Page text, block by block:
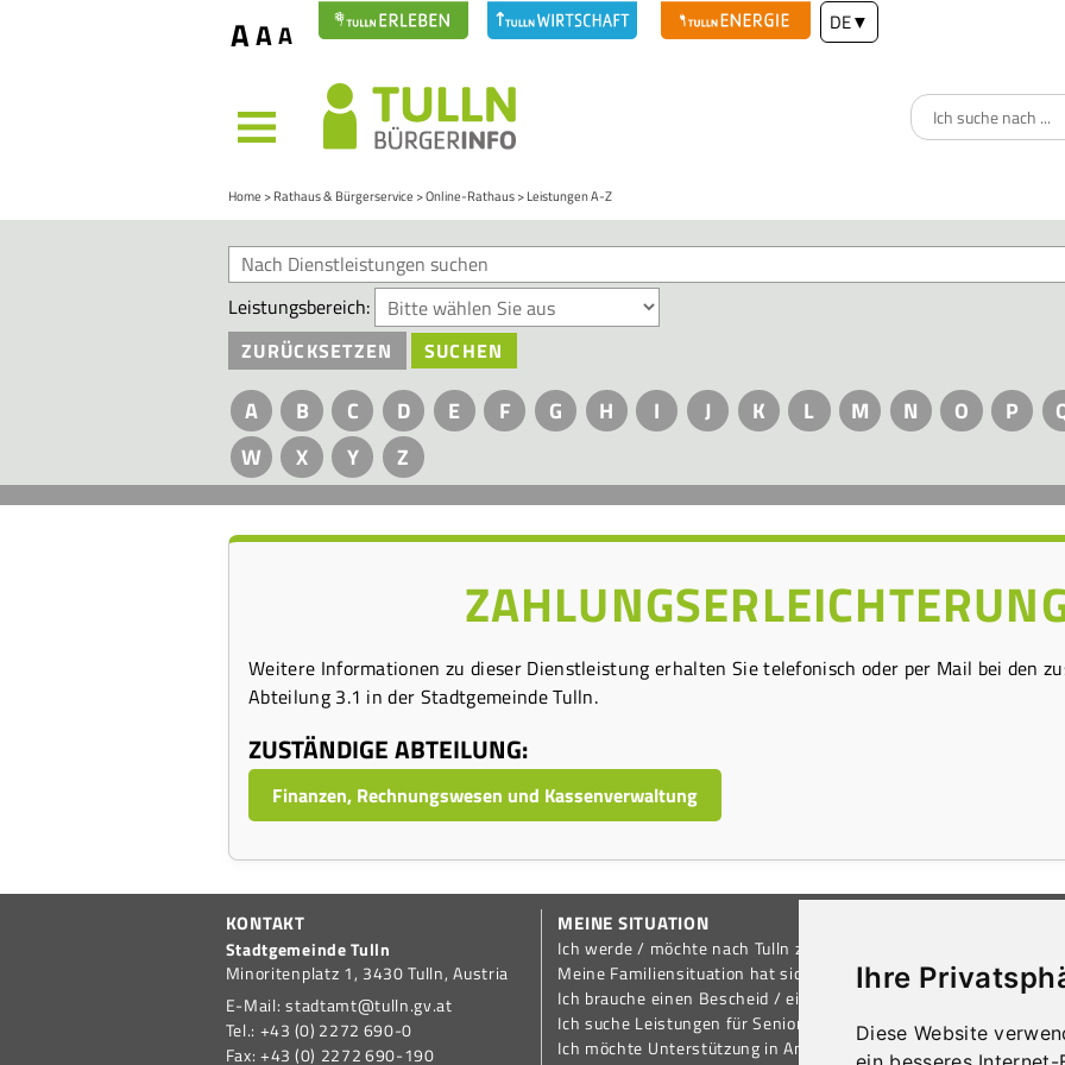
Ihre
Diese Website
AAA DE▼
MENÜ
Home Rathaus & Bürgerservice Online-Rathaus Leistungen A-Z
Leistungsbereich:
ZURÜCKSETZEN
SUCHEN
A B C D E F G H I J K L M N O P
W
X Y Z
Weitere Informationen zu dieser Dienstleistung erhalten Sie telefonisch oder per Mail bei den
Abteilung 3.1 in der Stadtgemeinde Tulln.
ZUSTÄNDIGE ABTEILUNG:
Finanzen, Rechnungswesen und Kassenverwaltung
KONTAKT
Stadtgemeinde Tulln
Minoritenplatz 1, 3430 Tulln, Austria
E-Mail: stadtamt@tulln.gv.at
Tel.: +43 (0) 2272 690-0
Fax: +43 (0) 2272 690-190
MEINE SITUATION
Ich werde / möchte nach Tulln ziehen
Meine Familiensituation hat sich geändert
Ich brauche einen Bescheid / eine Bestätigung
Ich suche Leistungen für Senioren / Pensionisten
Ich möchte Unterstützung in Anspruch nehmen